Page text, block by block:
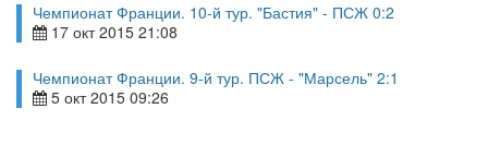
Чемпионат Франции. 10-й тур. "Бастия" - ПСЖ 0:2
17 окт 2015 21:08
Чемпионат Франции. 9-й тур. ПСЖ - "Марсель" 2:1
5 окт 2015 09:26